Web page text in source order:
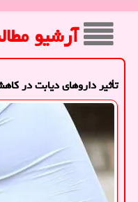
آرشیو
تأثیر داروهای دیابت در